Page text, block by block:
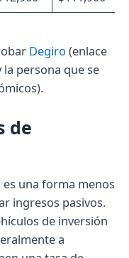
Degiro (enlace
la persona que se
de
una forma menos
ingresos pasivos.
de inversión
a